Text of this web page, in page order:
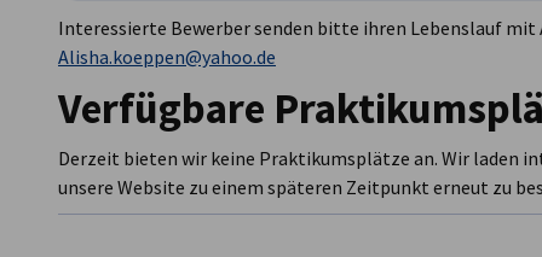
Interessierte Bewerber senden bitte ihren Lebenslauf
Alisha.koeppen@yahoo.de
Verfügbare
Derzeit bieten wir keine Praktikumsplätze an. Wir laden
unsere Website zu einem späteren Zeitpunkt erneut zu